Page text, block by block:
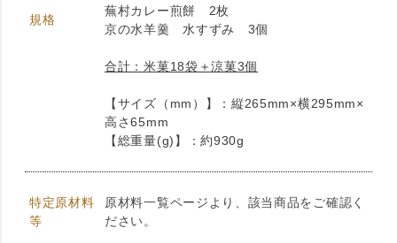
規格
蕪村カレー煎餅 2枚
京の水羊羹 水すずみ 3個
合計：米菓18袋＋涼菓3個
【サイズ（mm）】：縦265mm×横295mm×
高さ65mm
【総重量(g)】：約930g
特定原材料
等
原材料一覧ページより、該当商品をご確認く
ださい。